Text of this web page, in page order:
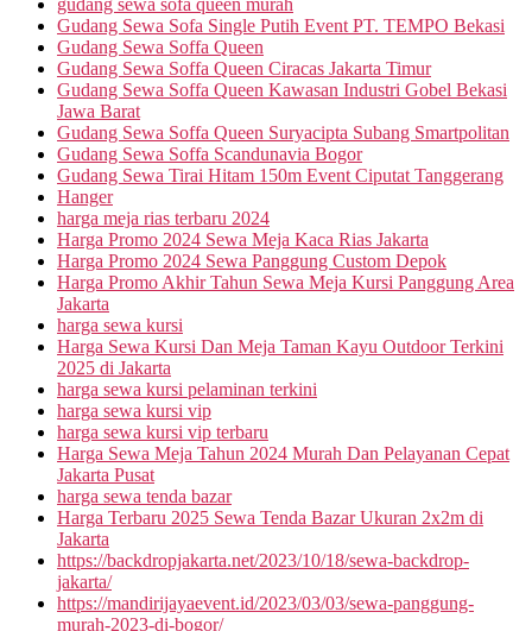
Gudang Sewa Sofa Single Putih Event PT. TEMPO Bekasi
Gudang Sewa Soffa Queen
Gudang Sewa Soffa Queen Ciracas Jakarta Timur
Gudang Sewa Soffa Queen Kawasan Industri Gobel Bekasi
Jawa Barat
Gudang Sewa Soffa Queen Suryacipta Subang Smartpolitan
Gudang Sewa Soffa Scandunavia Bogor
Gudang Sewa Tirai Hitam 150m Event Ciputat Tanggerang
Hanger
harga meja rias terbaru 2024
Harga Promo 2024 Sewa Meja Kaca Rias Jakarta
Harga Promo 2024 Sewa Panggung Custom Depok
Harga Promo Akhir Tahun Sewa Meja Kursi Panggung Area
Jakarta
harga sewa kursi
Harga Sewa Kursi Dan Meja Taman Kayu Outdoor Terkini
2025 di Jakarta
harga sewa kursi pelaminan terkini
harga sewa kursi vip
harga sewa kursi vip terbaru
Harga Sewa Meja Tahun 2024 Murah Dan Pelayanan Cepat
Jakarta Pusat
harga sewa tenda bazar
Harga Terbaru 2025 Sewa Tenda Bazar Ukuran 2x2m di
Jakarta
https://backdropjakarta.net/2023/10/18/sewa-backdrop-
jakarta/
https://mandirijayaevent.id/2023/03/03/sewa-panggung-
murah-2023-di-bogor/